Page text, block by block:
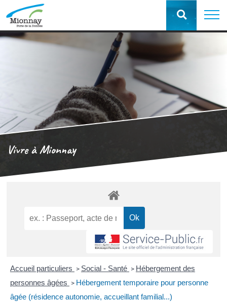
Vivre à Mionnay
Accueil particuliers > Social - Santé > Hébergement des
personnes âgées > Hébergement temporaire pour personne
âgée (résidence autonomie, accueillant familial...)